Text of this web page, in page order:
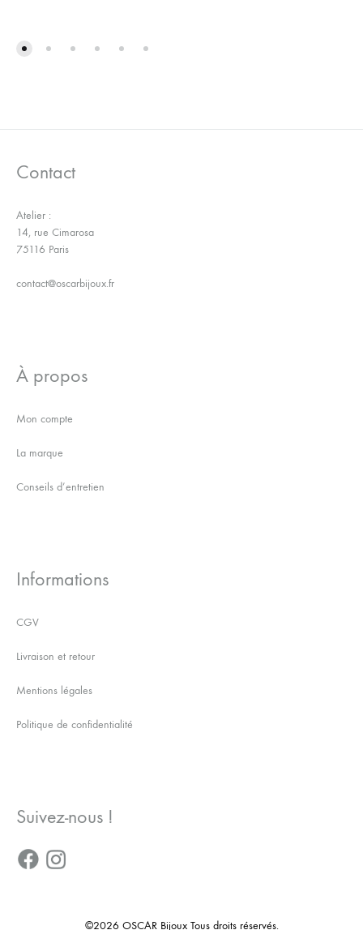
Contact
Atelier :
14, rue Cimarosa
75116 Paris
contact@oscarbijoux.fr
À propos
Mon compte
La marque
Conseils d’entretien
Informations
CGV
Livraison et retour
Mentions légales
Politique de confidentialité
Suivez-nous !
©2026 OSCAR Bijoux Tous droits réservés.